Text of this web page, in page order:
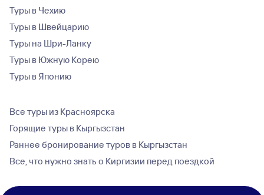
Туры в Чехию
Туры в Швейцарию
Туры на Шри-Ланку
Туры в Южную Корею
Туры в Японию
Все туры из Красноярска
Горящие туры в Кыргызстан
Раннее бронирование туров в Кыргызстан
Все, что нужно знать о Киргизии перед поездкой